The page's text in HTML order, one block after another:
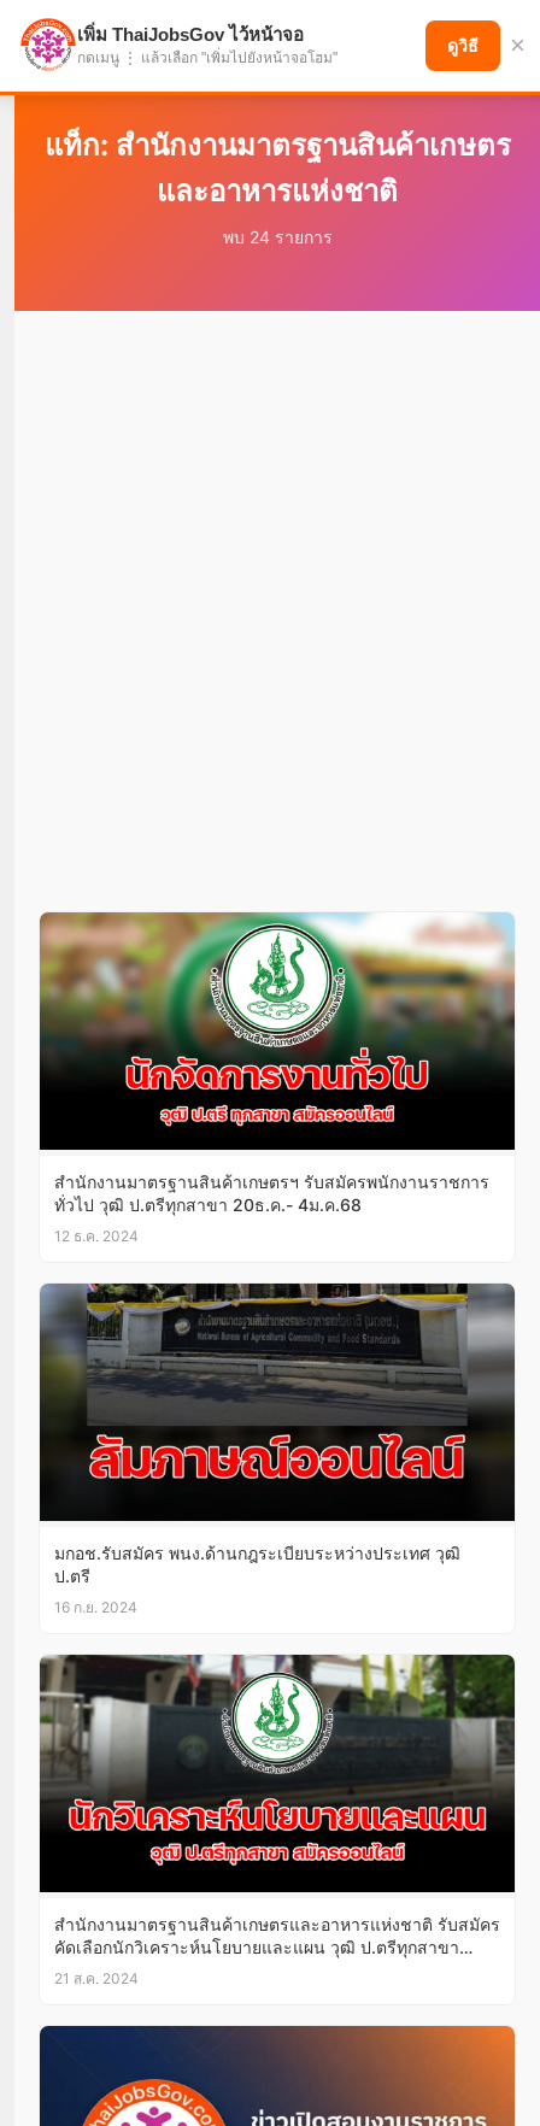
แบ่งปันโอกาส เพื่ออนาคตที่ก้าวหน้า
แท็ก: สำนักงานมาตรฐานสินค้าเกษตร
และอาหารแห่งชาติ
พบ 24 รายการ
สํานักงานมาตรฐานสินค้าเกษตรฯ รับสมัครพนักงานราชการ
ทั่วไป วุฒิ ป.ตรีทุกสาขา 20ธ.ค.- 4ม.ค.68
12 ธ.ค. 2024
มกอช.รับสมัคร พนง.ด้านกฎระเบียบระหว่างประเทศ วุฒิ
ป.ตรี
16 ก.ย. 2024
สำนักงานมาตรฐานสินค้าเกษตรและอาหารแห่งชาติ รับสมัคร
คัดเลือกนักวิเคราะห์นโยบายและแผน วุฒิ ป.ตรีทุกสาขา
27ส.ค.-3ก.ย.67
21 ส.ค. 2024
เพิ่ม ThaiJobsGov ไว้หน้าจอ
กดเมนู ⋮ แล้วเลือก "เพิ่มไปยังหน้าจอโฮม"
ดูวิธี ×